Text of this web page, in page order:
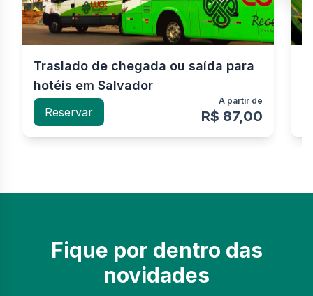
Traslado de chegada ou saída para
hotéis em Salvador
Reservar
A partir de
R$ 87,00
Fique por dentro das
novidades